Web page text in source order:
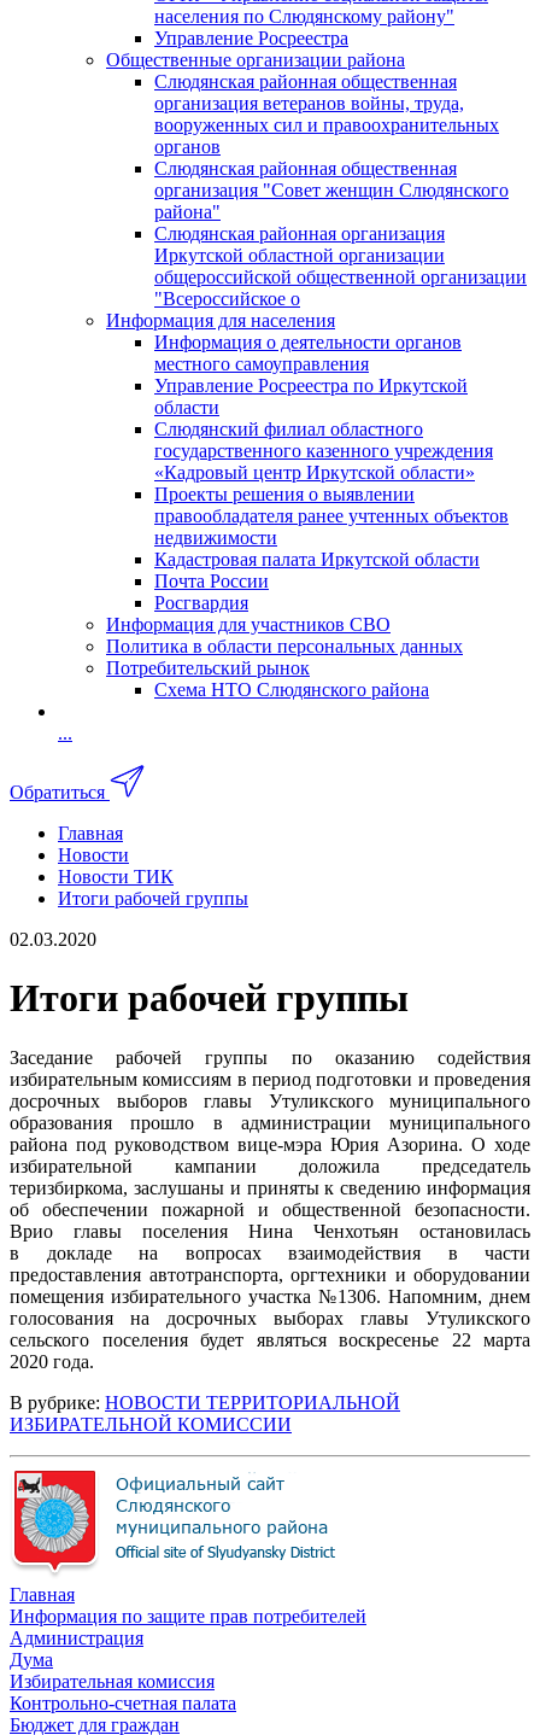
населения по Слюдянскому району"
Управление Росреестра
Общественные организации района
Слюдянская районная общественная
организация ветеранов войны, труда,
вооруженных сил и правоохранительных
органов
Слюдянская районная общественная
организация "Совет женщин Слюдянского
района"
Слюдянская районная организация
Иркутской областной организации
общероссийской общественной организации
"Всероссийское о
Информация для населения
Информация о деятельности органов
местного самоуправления
Управление Росреестра по Иркутской
области
Слюдянский филиал областного
государственного казенного учреждения
«Кадровый центр Иркутской области»
Проекты решения о выявлении
правообладателя ранее учтенных объектов
недвижимости
Кадастровая палата Иркутской области
Почта России
Росгвардия
Информация для участников СВО
Политика в области персональных данных
Потребительский рынок
Схема НТО Слюдянского района
...
Обратиться
Главная
Новости
Новости ТИК
Итоги рабочей группы
02.03.2020
Итоги рабочей группы
Заседание рабочей группы по оказанию содействия
избирательным комиссиям в период подготовки и проведения
досрочных выборов главы Утуликского муниципального
образования прошло в администрации муниципального
района под руководством вице-мэра Юрия Азорина. О ходе
избирательной кампании доложила председатель
теризбиркома, заслушаны и приняты к сведению информация
об обеспечении пожарной и общественной безопасности.
Врио главы поселения Нина Ченхотьян остановилась
в докладе на вопросах взаимодействия в части
предоставления автотранспорта, оргтехники и оборудовании
помещения избирательного участка №1306. Напомним, днем
голосования на досрочных выборах главы Утуликского
сельского поселения будет являться воскресенье 22 марта
2020 года.
В рубрике: НОВОСТИ ТЕРРИТОРИАЛЬНОЙ
ИЗБИРАТЕЛЬНОЙ КОМИССИИ
Главная
Информация по защите прав потребителей
Администрация
Дума
Избирательная комиссия
Контрольно-счетная палата
Бюджет для граждан